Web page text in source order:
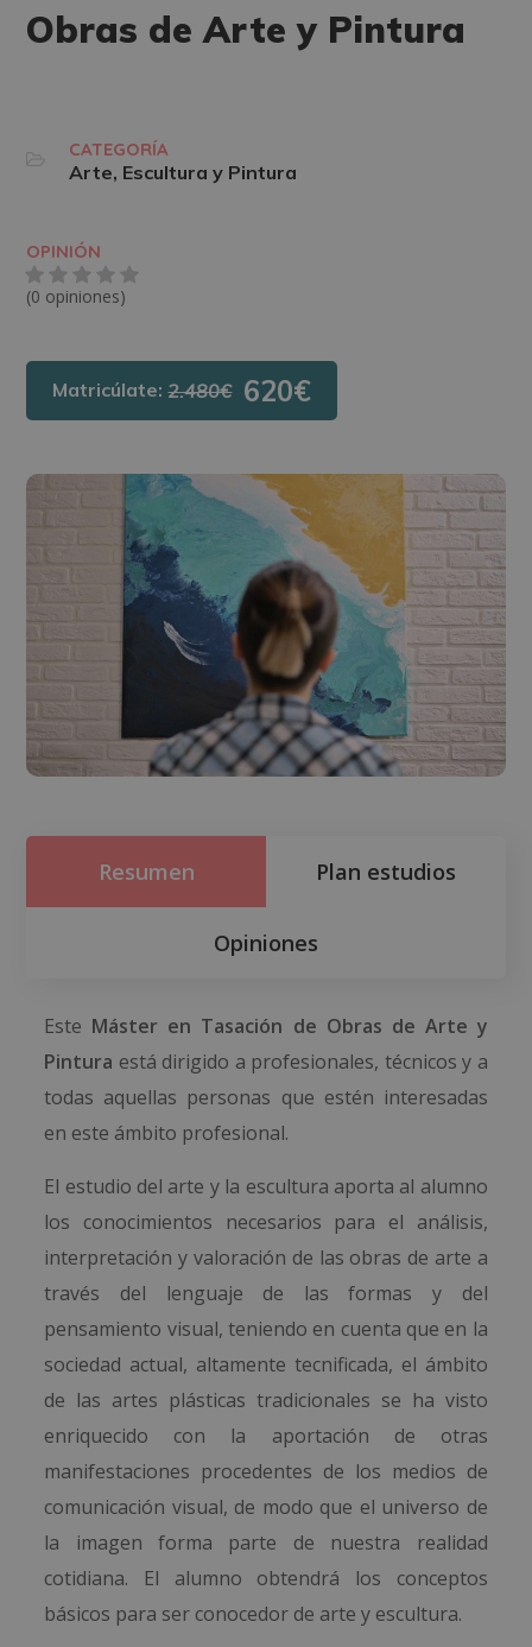
Obras de Arte y Pintura
CATEGORÍA
Arte, Escultura y Pintura
OPINIÓN
(0 opiniones)
Matricúlate:2.480€ 620€
Resumen Plan estudios
Opiniones
Este Máster en Tasación de Obras de Arte y
Pintura está dirigido a profesionales, técnicos y a
todas aquellas personas que estén interesadas
en este ámbito profesional.
El estudio del arte y la escultura aporta al alumno
los conocimientos necesarios para el análisis,
interpretación y valoración de las obras de arte a
través del lenguaje de las formas y del
pensamiento visual, teniendo en cuenta que en la
sociedad actual, altamente tecnificada, el ámbito
de las artes plásticas tradicionales se ha visto
enriquecido con la aportación de otras
manifestaciones procedentes de los medios de
comunicación visual, de modo que el universo de
la imagen forma parte de nuestra realidad
cotidiana. El alumno obtendrá los conceptos
básicos para ser conocedor de arte y escultura.